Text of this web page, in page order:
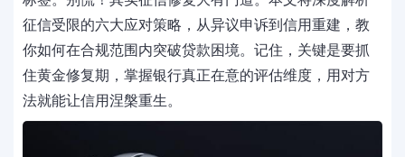
征信受限的六大应对策略，从异议申诉到信用重建，教
你如何在合规范围内突破贷款困境。记住，关键是要抓
住黄金修复期，掌握银行真正在意的评估维度，用对方
法就能让信用涅槃重生。